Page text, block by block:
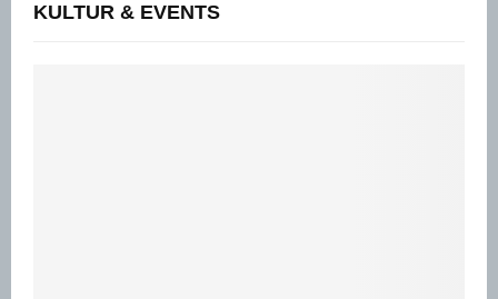
KULTUR & EVENTS